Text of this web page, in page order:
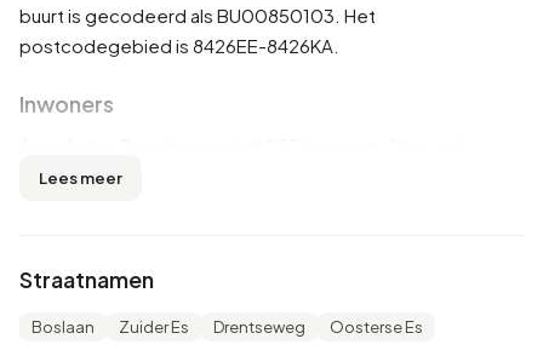
buurt is gecodeerd als BU00850103. Het
postcodegebied is 8426EE-8426KA.
Inwoners
55,6% man en 44,4% vrouw. De meeste inwoners zijn 65
40,0% is ongehuwd, 44,4% is gehuwd, 8,9% is
gescheiden en 8,9% is verweduwd. 220 inwoners komen
Lees meer
Straatnamen
Boslaan Zuider Es Drentseweg Oosterse Es